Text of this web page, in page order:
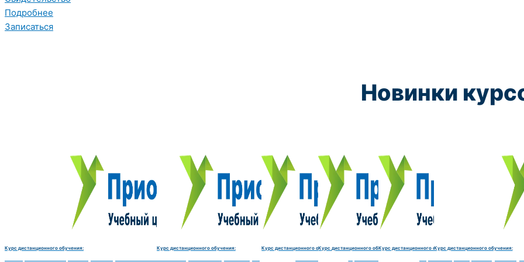
Подробнее
Записаться
Новинки
Курс дистанционного обучения:
Курс обучения:
Электромеханик по ремонту и обслуживанию
9800 руб.
Курс дистанционного обучения:
Курс обучения:
Чистильщик металла, отливок, изделий и
9800 руб.
Курс дистанционного обучения:
Штамповщик-180 часов
9800 руб.
Курс дистанционного обучения:
Курс
Курс дистанционного обучения:Курс дистанционного обучения: